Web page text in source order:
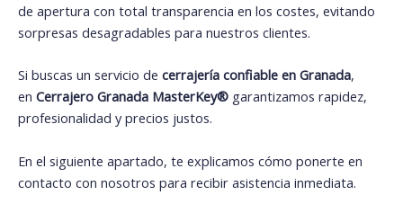
de apertura con total transparencia en los costes, evitando
sorpresas desagradables para nuestros clientes.
Si buscas un servicio de cerrajería confiable en Granada,
en Cerrajero Granada MasterKey®️ garantizamos rapidez,
profesionalidad y precios justos.
En el siguiente apartado, te explicamos cómo ponerte en
contacto con nosotros para recibir asistencia inmediata.